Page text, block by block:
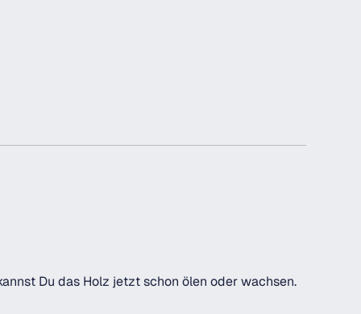
Du das Holz jetzt schon ölen oder wachsen.